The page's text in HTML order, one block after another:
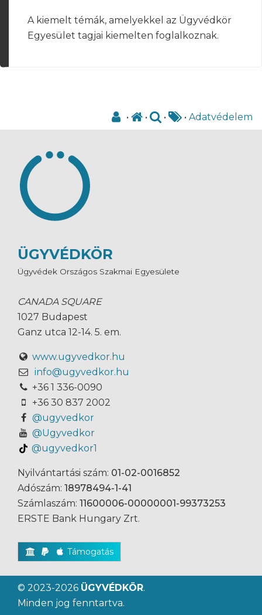
A kiemelt témák, amelyekkel az Ügyvédkör
Egyesület tagjai kiemelten foglalkoznak.
• • • • Adatvédelem
ÜGYVÉDKÖR
Ügyvédek Országos Szakmai Egyesülete
CANADA SQUARE
1027 Budapest
Ganz utca 12-14. 5. em.
www.ugyvedkor.hu
info@ugyvedkor.hu
+36 1 336-0090
+36 30 837 2002
@ugyvedkor
@Ugyvedkor
@ugyvedkor1
Nyilvántartási szám: 01-02-0016852
Adószám: 18978494-1-41
Számlaszám: 11600006-00000001-99373253
ERSTE Bank Hungary Zrt.
Támogatás
© 2023-2026 ÜGYVÉDKÖR.
Minden jog fenntartva.